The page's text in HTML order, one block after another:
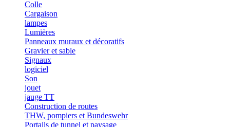
Colle
Cargaison
lampes
Lumières
Panneaux muraux et décoratifs
Gravier et sable
Signaux
logiciel
Son
jouet
jauge TT
Construction de routes
THW, pompiers et Bundeswehr
Portails de tunnel et paysage